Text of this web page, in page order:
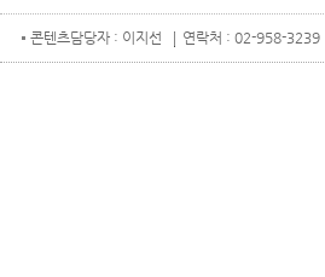
콘텐츠담당자 : 이지선 연락처 : 02-958-3239